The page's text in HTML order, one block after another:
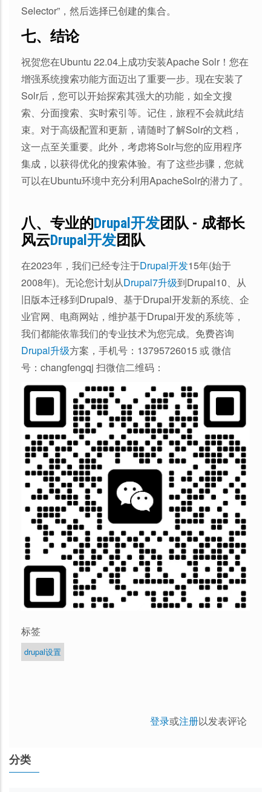
Selector”，然后选择已创建的集合。
七、结论
祝贺您在Ubuntu 22.04上成功安装Apache Solr！您在
增强系统搜索功能方面迈出了重要一步。现在安装了
Solr后，您可以开始探索其强大的功能，如全文搜
索、分面搜索、实时索引等。记住，旅程不会就此结
束。对于高级配置和更新，请随时了解Solr的文档，
这一点至关重要。此外，考虑将Solr与您的应用程序
集成，以获得优化的搜索体验。有了这些步骤，您就
可以在Ubuntu环境中充分利用ApacheSolr的潜力了。
八、专业的Drupal开发团队 - 成都长
风云Drupal开发团队
在2023年，我们已经专注于Drupal开发15年(始于
2008年)。无论您计划从Drupal7升级到Drupal10、从
旧版本迁移到Drupal9、基于Drupal开发新的系统、企
业官网、电商网站，维护基于Drupal开发的系统等，
我们都能依靠我们的专业技术为您完成。免费咨询
Drupal升级方案，手机号：13795726015 或 微信
号：changfengqj 扫微信二维码：
标签
drupal设置
登录或注册以发表评论
分类